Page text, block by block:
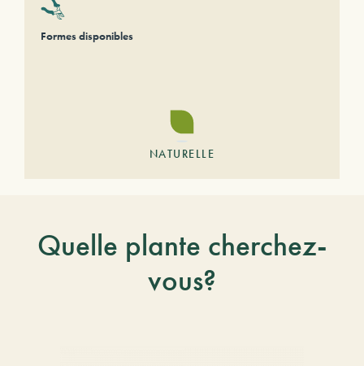
Formes disponibles
NATURELLE
Quelle plante cherchez-
vous?